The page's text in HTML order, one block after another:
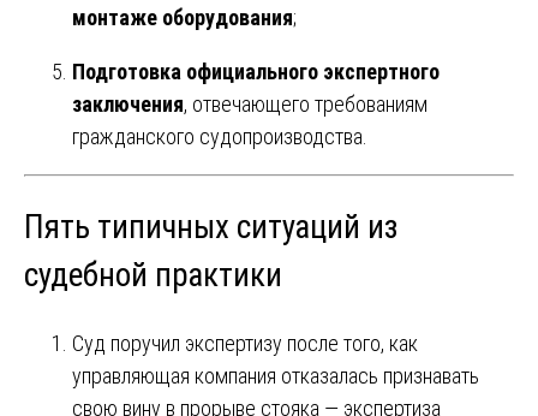
монтаже оборудования;
Подготовка официального экспертного
заключения, отвечающего требованиям
гражданского судопроизводства.
Пять типичных ситуаций из
судебной практики
Суд поручил экспертизу после того, как
управляющая компания отказалась признавать
свою вину в прорыве стояка — экспертиза